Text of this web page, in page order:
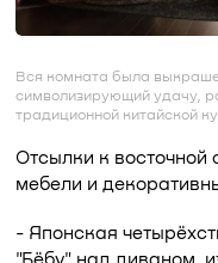
Вся комната была
символизирующий удачу,
традиционной китайской
Отсылки к восточной
мебели и
- Японская